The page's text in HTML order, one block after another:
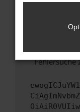
Wende
Wenn du
hast,
versuchen,
uns diesen
Fehlersuche